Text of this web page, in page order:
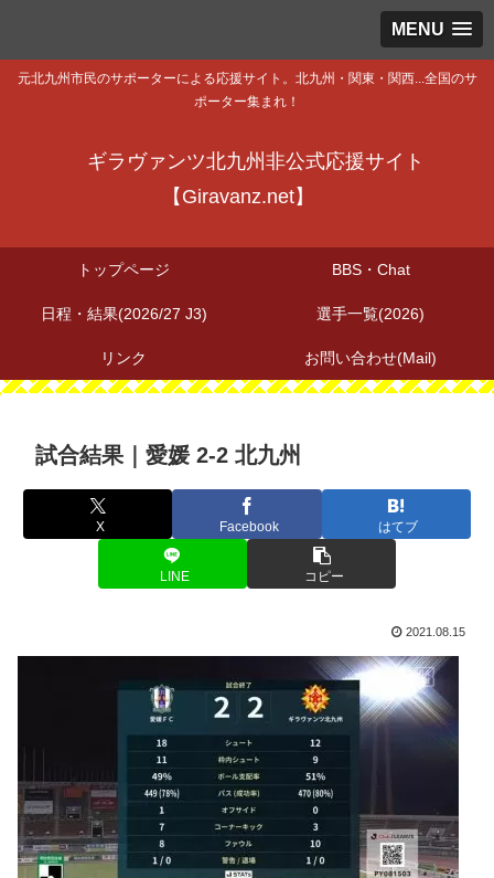
MENU
元北九州市民のサポーターによる応援サイト。北九州・関東・関西...全国のサ
ポーター集まれ！
ギラヴァンツ北九州非公式応援サイト
【Giravanz.net】
トップページ BBS・Chat
日程・結果(2026/27 J3) 選手一覧(2026)
リンク お問い合わせ(Mail)
試合結果｜愛媛 2-2 北九州
X Facebook はてブ
LINE コピー
2021.08.15